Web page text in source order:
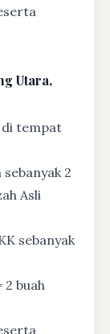
Utara,
tempat
2
Asli
sebanyak
2 buah